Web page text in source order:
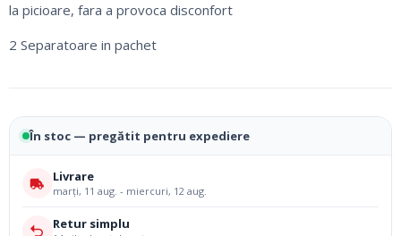
la picioare, fara a provoca disconfort
2 Separatoare in pachet
În stoc — pregătit pentru expediere
Livrare
marți, 11 aug. - miercuri, 12 aug.
Retur simplu